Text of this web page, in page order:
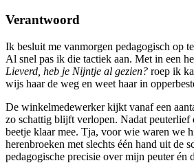
Verantwoord
Ik besluit me vanmorgen pedagogisch op
Al snel pas ik die tactiek aan. Met in een
Lieverd, heb je Nijntje al gezien? roep ik
wijs haar de weg en weet haar in
De winkelmedewerker kijkt vanaf een
zo schattig blijft verlopen. Nadat peuterlief
beetje klaar mee. Tja, voor wie waren we
herenbroeken met slechts één hand uit de
pedagogische precisie over mijn peuter én